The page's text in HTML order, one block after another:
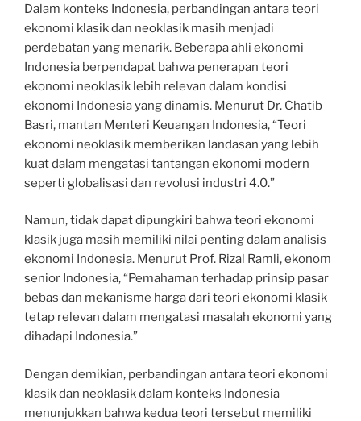
Dalam konteks Indonesia, perbandingan antara teori
ekonomi klasik dan neoklasik masih menjadi
perdebatan yang menarik. Beberapa ahli ekonomi
Indonesia berpendapat bahwa penerapan teori
ekonomi neoklasik lebih relevan dalam kondisi
ekonomi Indonesia yang dinamis. Menurut Dr. Chatib
Basri, mantan Menteri Keuangan Indonesia, “Teori
ekonomi neoklasik memberikan landasan yang lebih
kuat dalam mengatasi tantangan ekonomi modern
seperti globalisasi dan revolusi industri 4.0.”
Namun, tidak dapat dipungkiri bahwa teori ekonomi
klasik juga masih memiliki nilai penting dalam analisis
ekonomi Indonesia. Menurut Prof. Rizal Ramli, ekonom
senior Indonesia, “Pemahaman terhadap prinsip pasar
bebas dan mekanisme harga dari teori ekonomi klasik
tetap relevan dalam mengatasi masalah ekonomi yang
dihadapi Indonesia.”
Dengan demikian, perbandingan antara teori ekonomi
klasik dan neoklasik dalam konteks Indonesia
menunjukkan bahwa kedua teori tersebut memiliki